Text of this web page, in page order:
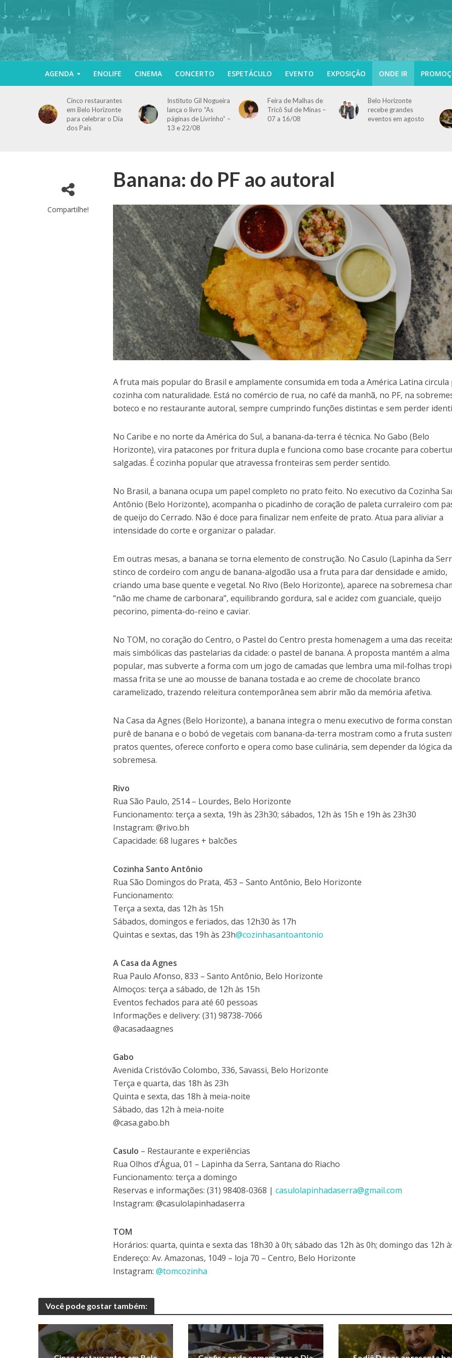
AGENDA ENOLIFE CINEMA CONCERTO ESPETÁCULO EVENTO EXPOSIÇÃO ONDE IR
Cinco restaurantes
em Belo Horizonte
para celebrar o Dia
dos Pais
Instituto Gil Nogueira
lança o livro “As
páginas de Livrinho” –
13 e 22/08
Feira de Malhas de
Tricô Sul de Minas –
07 a 16/08
Belo Horizonte
recebe grandes
eventos em agosto
Compartilhe!
Banana: do PF ao autoral
A fruta mais popular do Brasil e amplamente consumida em toda a América Latina circula
cozinha com naturalidade. Está no comércio de rua, no café da manhã, no PF, na
boteco e no restaurante autoral, sempre cumprindo funções distintas e sem perder
No Caribe e no norte da América do Sul, a banana-da-terra é técnica. No Gabo (Belo
Horizonte), vira patacones por fritura dupla e funciona como base crocante para
salgadas. É cozinha popular que atravessa fronteiras sem perder sentido.
No Brasil, a banana ocupa um papel completo no prato feito. No executivo da Cozinha
Antônio (Belo Horizonte), acompanha o picadinho de coração de paleta curraleiro com
de queijo do Cerrado. Não é doce para finalizar nem enfeite de prato. Atua para aliviar a
intensidade do corte e organizar o paladar.
Em outras mesas, a banana se torna elemento de construção. No Casulo (Lapinha da
stinco de cordeiro com angu de banana-algodão usa a fruta para dar densidade e amido,
criando uma base quente e vegetal. No Rivo (Belo Horizonte), aparece na sobremesa
“não me chame de carbonara”, equilibrando gordura, sal e acidez com guanciale, queijo
pecorino, pimenta-do-reino e caviar.
No TOM, no coração do Centro, o Pastel do Centro presta homenagem a uma das
mais simbólicas das pastelarias da cidade: o pastel de banana. A proposta mantém a alma
popular, mas subverte a forma com um jogo de camadas que lembra uma mil-folhas
massa frita se une ao mousse de banana tostada e ao creme de chocolate branco
caramelizado, trazendo releitura contemporânea sem abrir mão da memória afetiva.
Na Casa da Agnes (Belo Horizonte), a banana integra o menu executivo de forma
purê de banana e o bobó de vegetais com banana-da-terra mostram como a fruta
pratos quentes, oferece conforto e opera como base culinária, sem depender da lógica da
sobremesa.
Rivo
Rua São Paulo, 2514 – Lourdes, Belo Horizonte
Funcionamento: terça a sexta, 19h às 23h30; sábados, 12h às 15h e 19h às 23h30
Instagram: @rivo.bh
Capacidade: 68 lugares + balcões
Cozinha Santo Antônio
Rua São Domingos do Prata, 453 – Santo Antônio, Belo Horizonte
Funcionamento:
Terça a sexta, das 12h às 15h
Sábados, domingos e feriados, das 12h30 às 17h
Quintas e sextas, das 19h às 23h@cozinhasantoantonio
A Casa da Agnes
Rua Paulo Afonso, 833 – Santo Antônio, Belo Horizonte
Almoços: terça a sábado, de 12h às 15h
Eventos fechados para até 60 pessoas
Informações e delivery: (31) 98738-7066
@acasadaagnes
Gabo
Avenida Cristóvão Colombo, 336, Savassi, Belo Horizonte
Terça e quarta, das 18h às 23h
Quinta e sexta, das 18h à meia-noite
Sábado, das 12h à meia-noite
@casa.gabo.bh
Casulo – Restaurante e experiências
Rua Olhos d’Água, 01 – Lapinha da Serra, Santana do Riacho
Funcionamento: terça a domingo
Reservas e informações: (31) 98408-0368 |casulolapinhadaserra@gmail.com
Instagram: @casulolapinhadaserra
TOM
Horários: quarta, quinta e sexta das 18h30 à 0h; sábado das 12h às 0h; domingo das 12h
Endereço: Av. Amazonas, 1049 – loja 70 – Centro, Belo Horizonte
Instagram:@tomcozinha
Você pode gostar também: